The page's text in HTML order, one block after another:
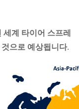
세계 타이어 스프레
으로 예상됩니다.